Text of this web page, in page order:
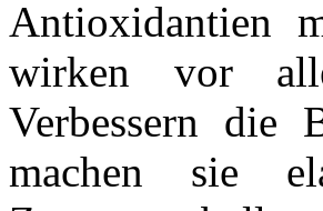
Antioxidantien
wirken vor
Verbessern die
machen sie